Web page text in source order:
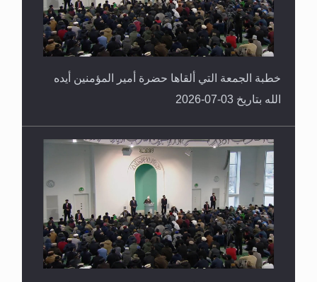
خطبة الجمعة التي ألقاها حضرة أمير المؤمنين أيده
الله بتاريخ 03-07-2026